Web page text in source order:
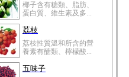
椰子含有糖類、脂肪、
蛋白質、維生素及多...
荔枝
荔枝性質溫和所含的營
養素有醣類、檸檬酸...
五味子